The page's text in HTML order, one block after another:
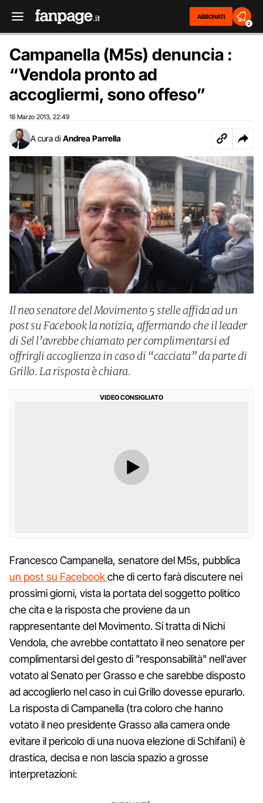
ABBONATI
2
Campanella (M5s) denuncia :
“Vendola pronto ad
accogliermi, sono offeso”
18 Marzo 2013 22:49
A cura di Andrea Parrella
Il neo senatore del Movimento 5 stelle affida ad un
post su Facebook la notizia, affermando che il leader
di Sel l’avrebbe chiamato per complimentarsi ed
offrirgli accoglienza in caso di “cacciata” da parte di
Grillo. La risposta è chiara.
VIDEO CONSIGLIATO
Francesco Campanella, senatore del M5s, pubblica
un post su Facebookche di certo farà discutere nei
prossimi giorni, vista la portata del soggetto politico
che cita e la risposta che proviene da un
rappresentante del Movimento. Si tratta di Nichi
Vendola, che avrebbe contattato il neo senatore per
complimentarsi del gesto di "responsabilità" nell'aver
votato al Senato per Grasso e che sarebbe disposto
ad accoglierlo nel caso in cui Grillo dovesse epurarlo.
La risposta di Campanella (tra coloro che hanno
votato il neo presidente Grasso alla camera onde
evitare il pericolo di una nuova elezione di Schifani) è
drastica, decisa e non lascia spazio a grosse
interpretazioni: